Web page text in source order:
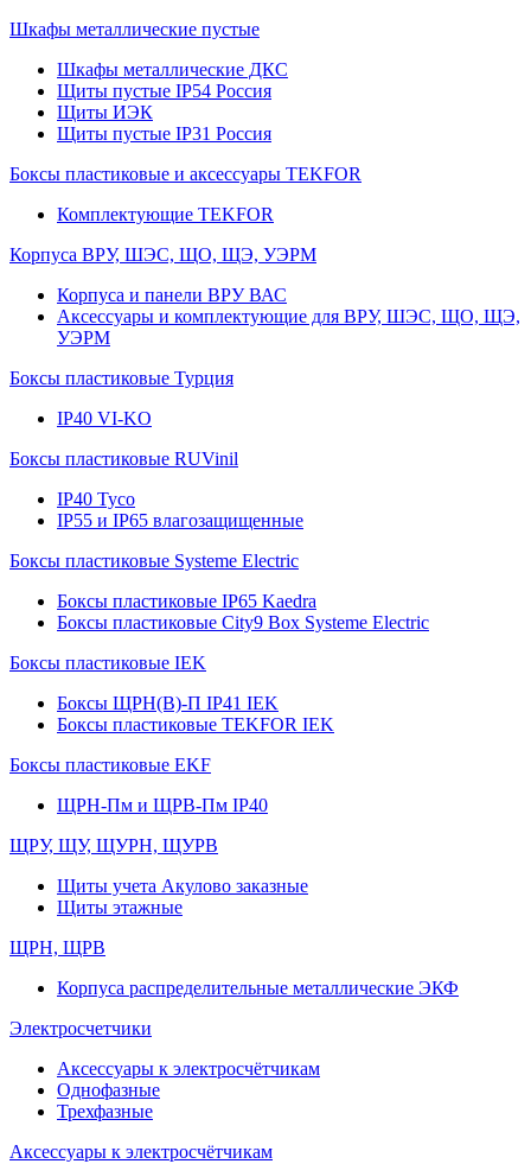
Шкафы металлические пустые
Шкафы металлические ДКС
Щиты пустые IP54 Россия
Щиты ИЭК
Щиты пустые IP31 Россия
Боксы пластиковые и аксессуары TEKFOR
Комплектующие TEKFOR
Корпуса ВРУ, ШЭС, ЩО, ЩЭ, УЭРМ
Корпуса и панели ВРУ ВАС
Аксессуары и комплектующие для ВРУ, ШЭС, ЩО, ЩЭ,
УЭРМ
Боксы пластиковые Турция
IP40 VI-KO
Боксы пластиковые RUVinil
IP40 Тусо
IP55 и IP65 влагозащищенные
Боксы пластиковые Systeme Electric
Боксы пластиковые IP65 Kaedra
Боксы пластиковые City9 Box Systeme Electric
Боксы пластиковые IEK
Боксы ЩРН(В)-П IP41 IEK
Боксы пластиковые TEKFOR IEK
Боксы пластиковые EKF
ЩРН-Пм и ЩРВ-Пм IP40
ЩРУ, ЩУ, ЩУРН, ЩУРВ
Щиты учета Акулово заказные
Щиты этажные
ЩРН, ЩРВ
Корпуса распределительные металлические ЭКФ
Электросчетчики
Аксессуары к электросчётчикам
Однофазные
Трехфазные
Аксессуары к электросчётчикам